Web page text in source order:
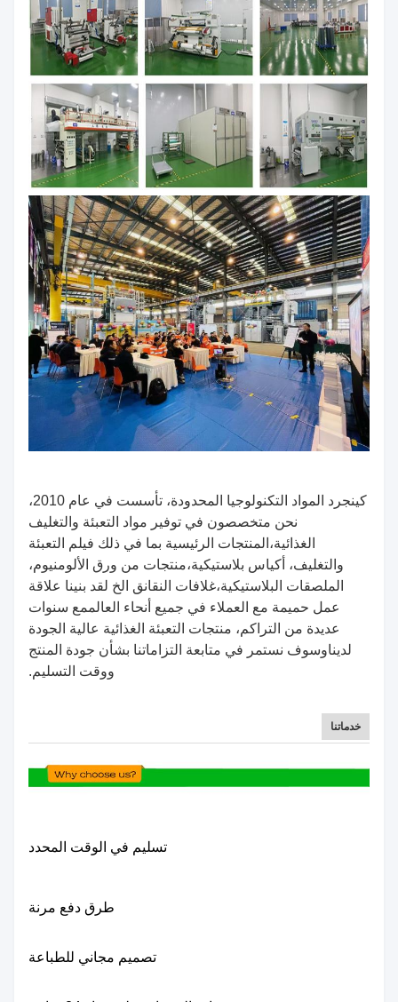
كينجرد المواد التكنولوجيا المحدودة، تأسست في عام 2010،
نحن متخصصون في توفير مواد التعبئة والتغليف
الغذائية، المنتجات الرئيسية بما في ذلك فيلم التعبئة
والتغليف، أكياس بلاستيكية،منتجات من ورق الألومنيوم،
الملصقات البلاستيكية،غلافات النقانق الخ لقد بنينا علاقة
عمل حميمة مع العملاء في جميع أنحاء العالممع سنوات
عديدة من التراكم، منتجات التعبئة الغذائية عالية الجودة
لديناوسوف نستمر في متابعة التزاماتنا بشأن جودة المنتج
ووقت التسليم.
خدماتنا
تسليم في الوقت المحدد
طرق دفع مرنة
تصميم مجاني للطباعة